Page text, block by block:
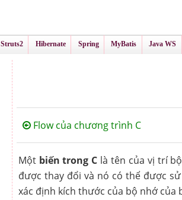
Struts2 Hibernate Spring MyBatis Java WS
Flow của chương trình C
Một biến trong C là tên của vị trí
được thay đổi và nó có thể được
xác định kích thước của bộ nhớ